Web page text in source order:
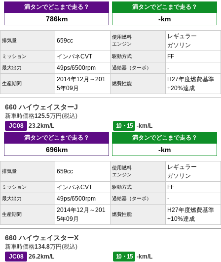
満タンでどこまで走る？
786km
満タンでどこまで走る？
-km
排気量 659cc
使用燃料
エンジン
レギュラー
ガソリン
ミッション インパネCVT 駆動方式 FF
最大出力 49ps/6500rpm 過給器（ターボ） -
生産期間
2014年12月～201
5年09月
燃費性能
H27年度燃費基準
+20%達成
660 ハイウェイスターJ
新車時価格125.5万円(税込)
JC08
23.2km/L 10・15
-km/L
満タンでどこまで走る？
696km
満タンでどこまで走る？
-km
排気量 659cc
使用燃料
エンジン
レギュラー
ガソリン
ミッション インパネCVT 駆動方式 FF
最大出力 49ps/6500rpm 過給器（ターボ） -
生産期間
2014年12月～201
5年09月
燃費性能
H27年度燃費基準
+10%達成
660 ハイウェイスターX
新車時価格134.8万円(税込)
JC08
26.2km/L 10・15
-km/L